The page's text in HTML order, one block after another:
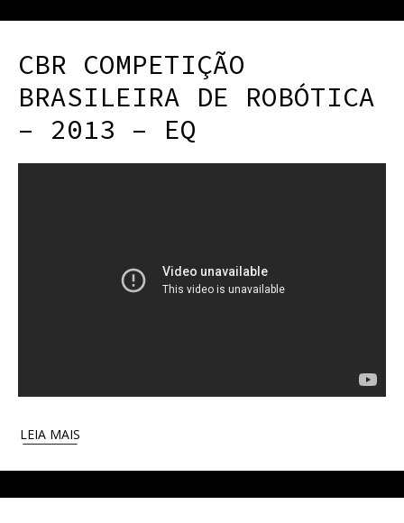
CBR COMPETIÇÃO
BRASILEIRA DE ROBÓTICA
– 2013 – EQ
LEIA MAIS